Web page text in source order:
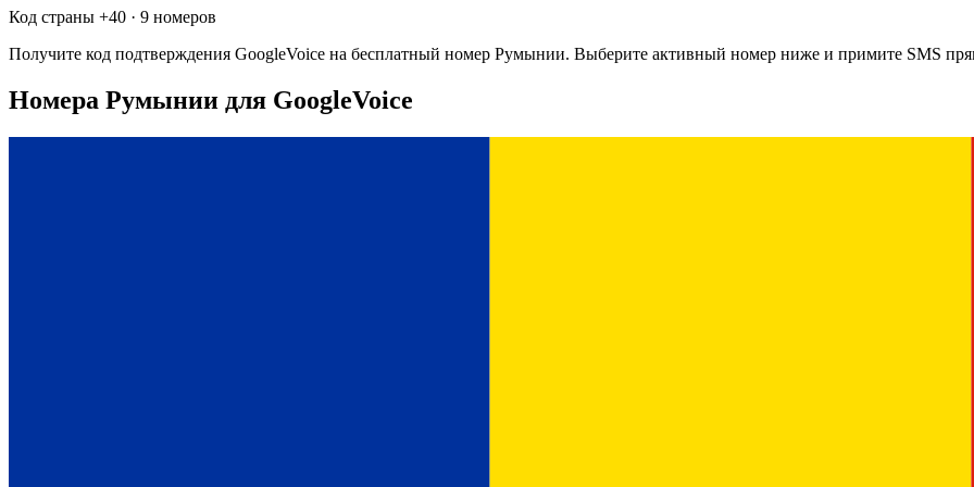
Код страны +40 · 9 номеров
Получите код подтверждения GoogleVoice на бесплатный номер Румынии. Выберите активный номер ниже и примите SMS
Номера Румынии для GoogleVoice